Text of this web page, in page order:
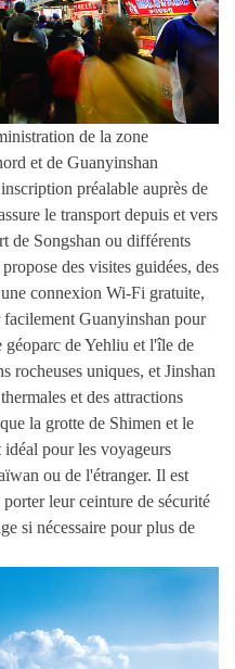
de la zone
et de Guanyinshan
préalable auprès de
le transport depuis et vers
de Songshan ou différents
des visites guidées, des
connexion Wi-Fi gratuite,
Guanyinshan pour
de Yehliu et l'île de
rocheuses uniques, et Jinshan
et des attractions
la grotte de Shimen et le
pour les voyageurs
ou de l'étranger. Il est
leur ceinture de sécurité
si nécessaire pour plus de